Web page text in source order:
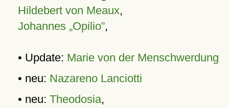
Hildebert von Meaux,
Johannes „Opilio”,
• Update: Marie von der Menschwerdung
• neu: Nazareno Lanciotti
• neu: Theodosia,